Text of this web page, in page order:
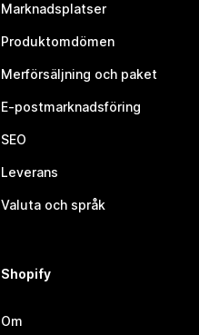
Marknadsplatser
Produktomdömen
Merförsäljning och paket
E-postmarknadsföring
SEO
Leverans
Valuta och språk
Shopify
Om